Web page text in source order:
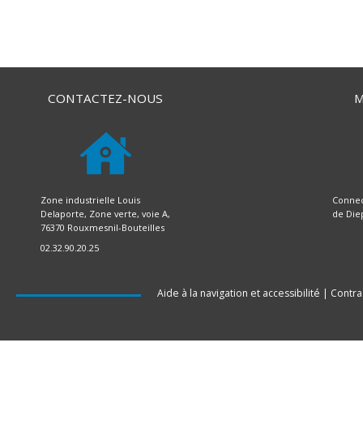
CONTACTEZ-NOUS
Zone industrielle Louis
Delaporte, Zone verte, voie A,
76370 Rouxmesnil-Bouteilles
02.32.90.20.25
de
Aide à la navigation et accessibilité |